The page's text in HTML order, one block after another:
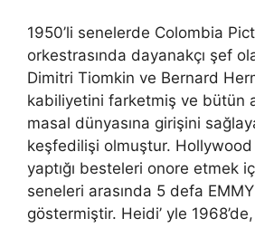
1950’li senelerde Colombia
orkestrasında dayanakçı şef
Dimitri Tiomkin ve Bernard
kabiliyetini farketmiş ve bütün
masal dünyasına girişini
keşfedilişi olmuştur. Hollywood
yaptığı besteleri onore etmek
seneleri arasında 5 defa
göstermiştir. Heidi’ yle